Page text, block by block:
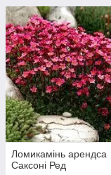
Ломикамінь арендса
Саксоні Ред